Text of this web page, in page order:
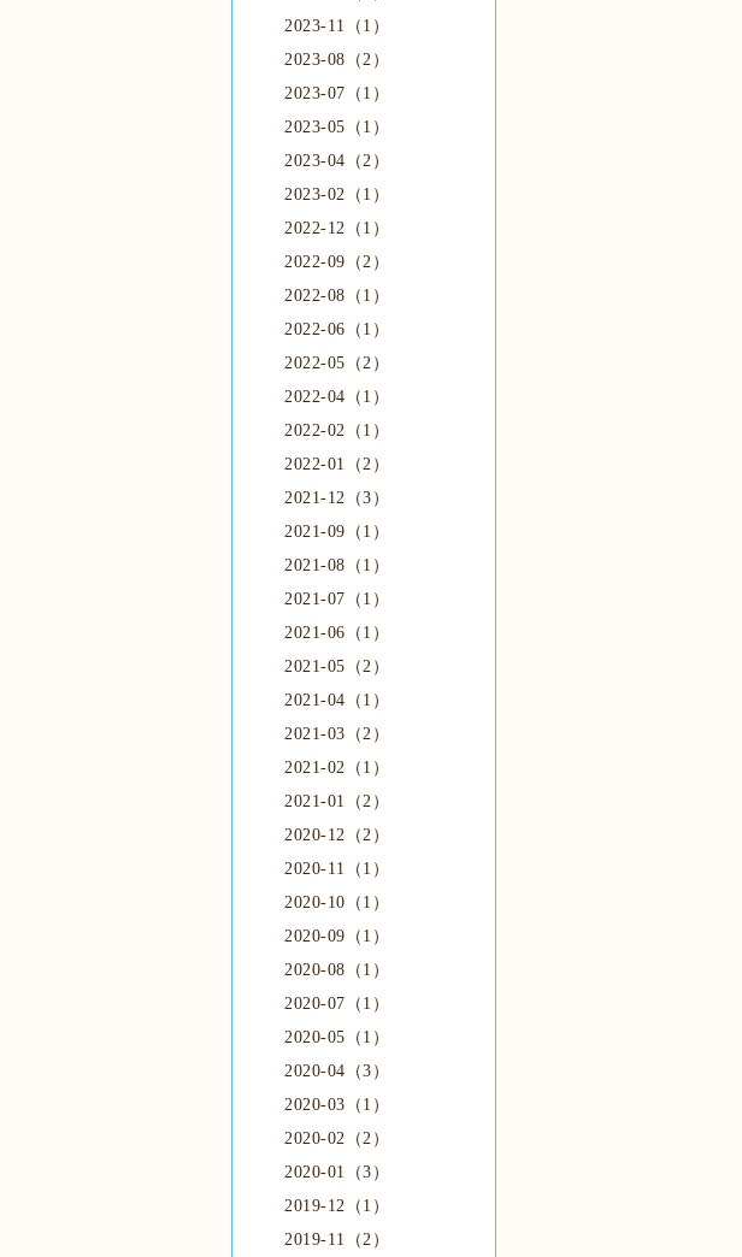
2023-11（1）
2023-08（2）
2023-07（1）
2023-05（1）
2023-04（2）
2023-02（1）
2022-12（1）
2022-09（2）
2022-08（1）
2022-06（1）
2022-05（2）
2022-04（1）
2022-02（1）
2022-01（2）
2021-12（3）
2021-09（1）
2021-08（1）
2021-07（1）
2021-06（1）
2021-05（2）
2021-04（1）
2021-03（2）
2021-02（1）
2021-01（2）
2020-12（2）
2020-11（1）
2020-10（1）
2020-09（1）
2020-08（1）
2020-07（1）
2020-05（1）
2020-04（3）
2020-03（1）
2020-02（2）
2020-01（3）
2019-12（1）
2019-11（2）